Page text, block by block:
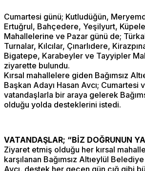
Cumartesi günü; Kutludüğün,
Ertuğrul, Bahçedere, Yeşilyurt,
Mahallelerine ve Pazar günü de;
Turnalar, Kılcılar, Çınarlıdere,
Bigatepe, Karabeyler ve Tayyipler
ziyarette bulundu.
Kırsal mahallelere giden Bağımsız
Başkan Adayı Hasan Avcı; Cumartesi
vatandaşlarla bir araya gelerek
olduğu yolda desteklerini istedi.
VATANDAŞLAR; “BİZ DOĞRUNUN
Ziyaret etmiş olduğu her kırsal
karşılanan Bağımsız Altıeylül
Avcı, destek her geçen gün çığ gibi